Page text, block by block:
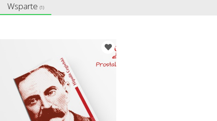
Wsparte (1)